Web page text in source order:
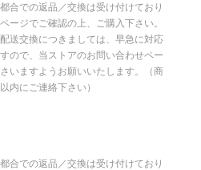
合での返品／交換は受け付けており
ージでご確認の上、ご購入下さい。
送交換につきましては、早急に対応
ので、当ストアのお問い合わせペー
いますようお願いいたします。（商
内にご連絡下さい）
合での返品／交換は受け付けており